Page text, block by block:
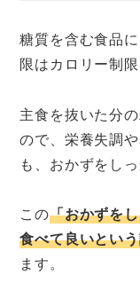
糖質を含む食品
限はカロリー制
主食を抜いた分
ので、栄養失調
も、おかずをし
この「おかずを
食べて良いとい
ます。